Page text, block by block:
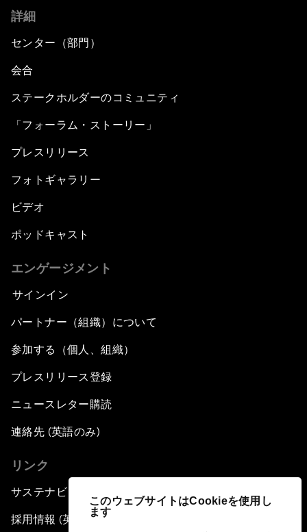
このウェブサイトはCookieを使用し
ます
詳細
センター（部門）
会合
ステークホルダーのコミュニティ
「フォーラム・ストーリー」
プレスリリース
フォトギャラリー
ビデオ
ポッドキャスト
エンゲージメント
サインイン
パートナー（組織）について
参加する（個人、組織）
プレスリリース登録
ニュースレター購読
連絡先 (英語のみ)
リンク
サステナビリティへの取り組み
採用情報 (英語のみ)